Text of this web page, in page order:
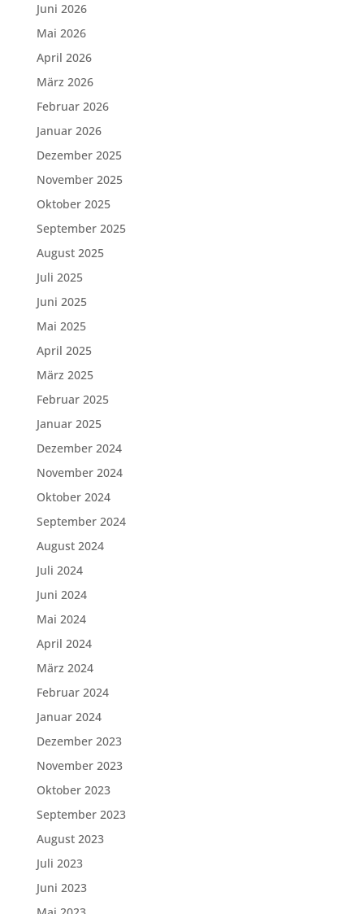
Juni 2026
Mai 2026
April 2026
März 2026
Februar 2026
Januar 2026
Dezember 2025
November 2025
Oktober 2025
September 2025
August 2025
Juli 2025
Juni 2025
Mai 2025
April 2025
März 2025
Februar 2025
Januar 2025
Dezember 2024
November 2024
Oktober 2024
September 2024
August 2024
Juli 2024
Juni 2024
Mai 2024
April 2024
März 2024
Februar 2024
Januar 2024
Dezember 2023
November 2023
Oktober 2023
September 2023
August 2023
Juli 2023
Juni 2023